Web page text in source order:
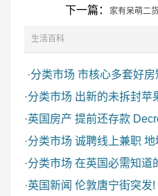
下一篇： 家有呆萌二
生活百科
·分类市场 市核心多套好房
·分类市场 出新的未拆封苹
·英国房产 提前还存款
·分类市场 诚聘线上兼职 地
·分类市场 在英国必需知道
·英国新闻 伦敦唐宁街突发!